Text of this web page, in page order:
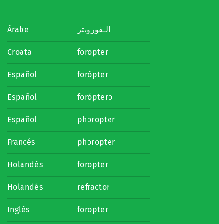
Árabe الـفوروبتر
Croata foropter
Español forópter
Español foróptero
Español phoropter
Francés phoropter
Holandés foropter
Holandés refractor
Inglés foropter